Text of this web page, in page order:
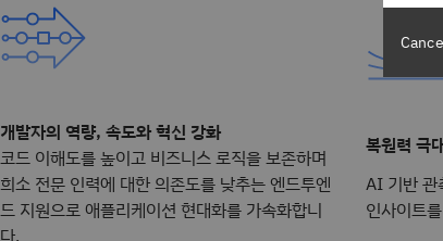
개발자의 역량, 속도와 혁신 강화
코드 이해도를 높이고 비즈니스 로직을 보존하며
희소 전문 인력에 대한 의존도를 낮추는 엔드투엔
드 지원으로 애플리케이션 현대화를 가속화합니
다.
복원력 극
AI 기반 관
인사이트